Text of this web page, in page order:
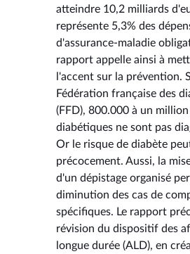
atteindre 10,2 milliards
représente 5,3% des
d'assurance-maladie
rapport appelle ainsi à
l'accent sur la prévention.
Fédération française des
(FFD), 800.000 à un
diabétiques ne sont pas
Or le risque de diabète
précocement. Aussi, la
d'un dépistage organisé
diminution des cas de
spécifiques. Le rapport
révision du dispositif des
longue durée (ALD), en